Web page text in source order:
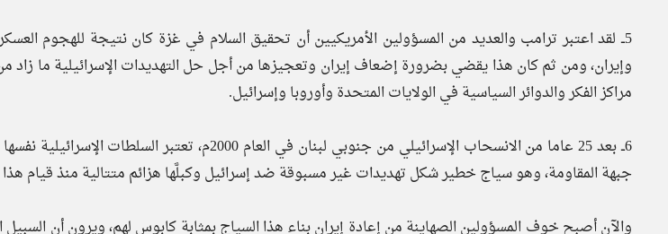
5ــ لقد اعتبر ترامب والعديد من المسؤولين الأمريكيين أن تحقيق السلام في غزة كان نتيجة للهجوم
وإيران، ومن ثم كان هذا يقضي بضرورة إضعاف إيران وتعجيزها من أجل حل التهديدات الإسرائيلية ما
مراكز الفكر والدوائر السياسية في الولايات المتحدة وأوروبا وإسرائيل.
6ــ بعد 25 عاما من الانسحاب الإسرائيلي من جنوبي لبنان في العام 2000م،
جبهة المقاومة، وهو سياج خطير شكل تهديدات غير مسبوقة ضد إسرائيل وكبلَّها هزائم متتالية منذ قيام هذا
والآن أصبح خوف المسؤولين الصهاينة من إعادة إيران بناء هذا السياج بمثابة كابوس لهم، ويرون أن السبيل